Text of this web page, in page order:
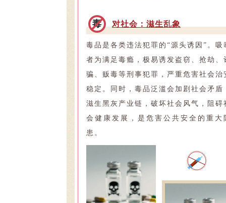
毒 对社会：滋生乱象
毒品是各类违法犯罪的“源头诱因”。吸
者为满足毒瘾，极易诱发盗窃、抢劫、
骗、贩毒等刑事犯罪，严重危害社会治
稳定。同时，毒品泛滥会加剧社会矛盾
滋生黑灰产业链，破坏社会风气，阻碍
会健康发展，是危害公共安全的重大
患。